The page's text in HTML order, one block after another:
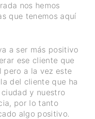
nos hemos
que tenemos aquí
a ser más positivo
ese cliente que
pero a la vez este
del cliente que ha
y nuestro
por lo tanto
algo positivo.